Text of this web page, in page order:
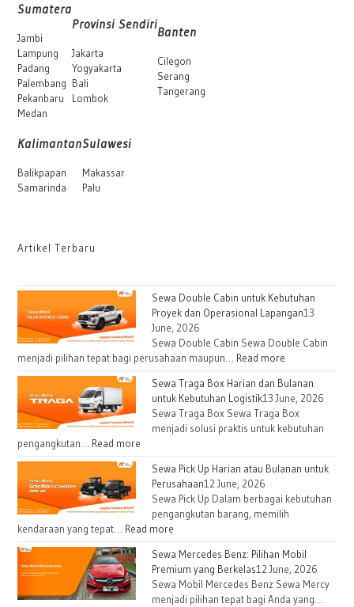
Sumatera
Jambi
Lampung
Padang
Palembang
Pekanbaru
Medan
Provinsi Sendiri
Jakarta
Yogyakarta
Bali
Lombok
Banten
Cilegon
Serang
Tangerang
Kalimantan
Balikpapan
Samarinda
Sulawesi
Makassar
Palu
Artikel Terbaru
Sewa Double Cabin untuk Kebutuhan
Proyek dan Operasional Lapangan13
June, 2026
Sewa Double Cabin Sewa Double Cabin
menjadi pilihan tepat bagi perusahaan maupun… Read more
Double
Cabin
untuk
dan
Lapangan
Sewa Traga Box Harian dan Bulanan
untuk Kebutuhan Logistik13 June, 2026
Sewa Traga Box Sewa Traga Box
menjadi solusi praktis untuk kebutuhan
pengangkutan… Read more
Traga
Box
Harian
dan
untuk
Kebutuhan
Logistik
Sewa Pick Up Harian atau Bulanan untuk
Perusahaan12 June, 2026
Sewa Pick Up Dalam berbagai kebutuhan
pengangkutan barang, memilih
kendaraan yang tepat… Read more
Pick
Up
Harian
Sewa Mercedes Benz: Pilihan Mobil
Premium yang Berkelas12 June, 2026
Sewa Mobil Mercedes Benz Sewa Mercy
menjadi pilihan tepat bagi Anda yang…